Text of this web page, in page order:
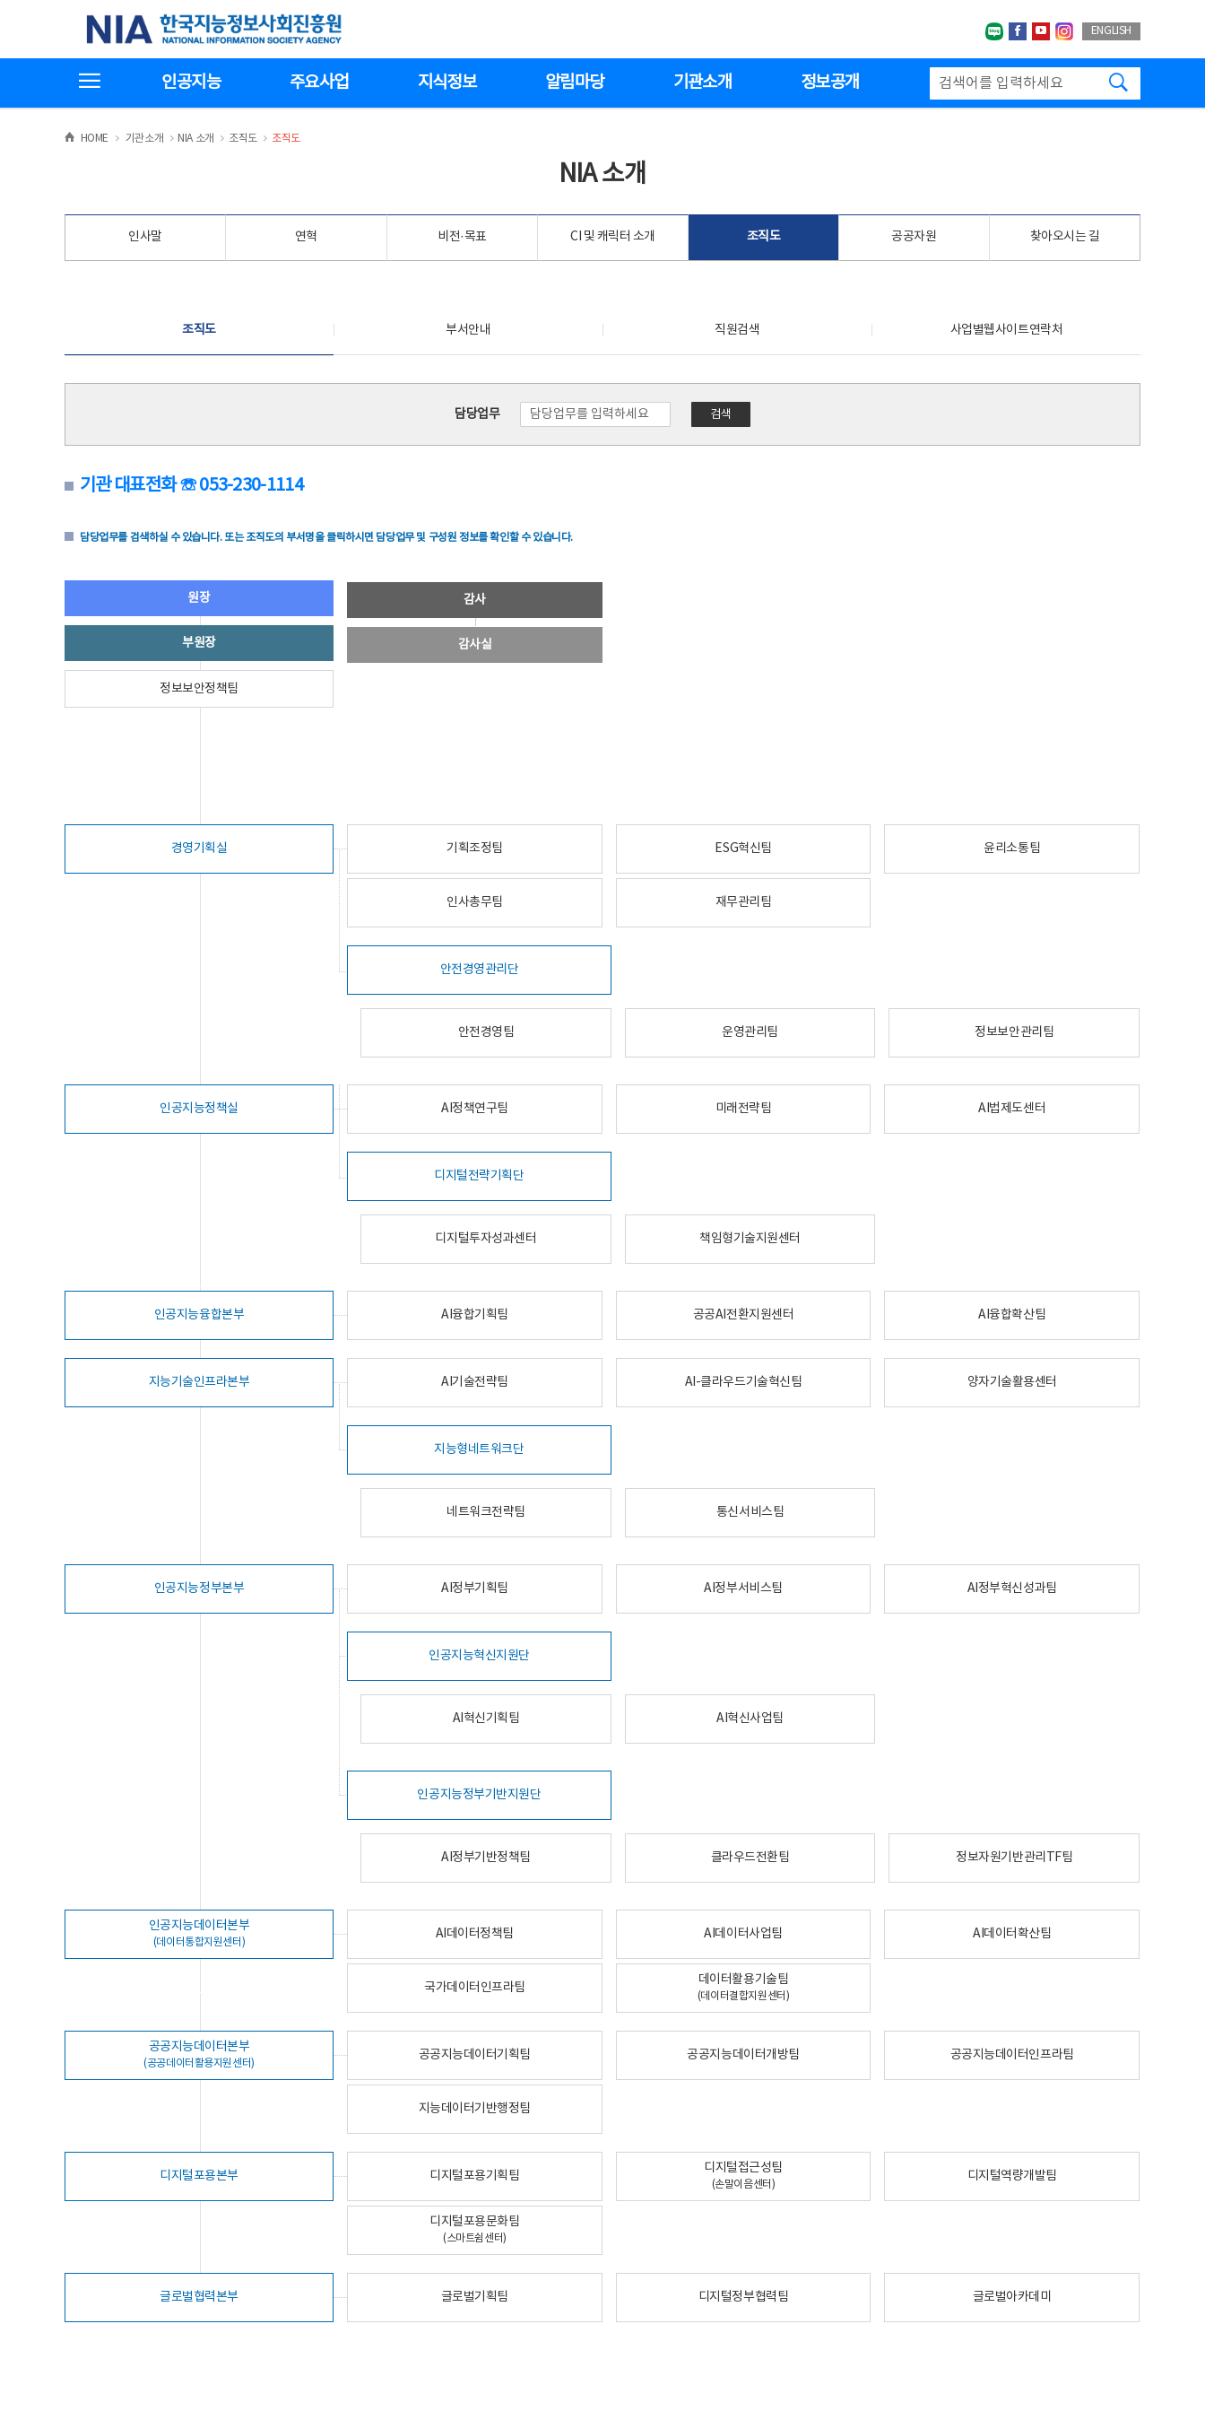
기
한국지능정보사회진흥원
네이버블로그
페이스북
유투브인스타그랩
ENGLISH
인공지능 주요사업 지식정보 알림마당 기관소개 정보공개
HOME >
기관소개 >NIA 소개 >
조직도 >
조직도
NIA 소개
인사말 연혁 비전·목표 CI 및 캐릭터 소개 조직도 공공자원 찾아오시는 길
조직도 부서안내 직원검색 사업별웹사이트연락처
담당업무 검색
기관 대표전화 ☏ 053-230-1114
담당업무를 검색하실 수 있습니다. 또는 조직도의 부서명을 클릭하시면 담당업무 및 구성원 정보를 확인할 수 있습니다.
원장
부원장
정보보안정책팀
감사
감사실
경영기획실 기획조정팀 ESG혁신팀 윤리소통팀
인사총무팀 재무관리팀
안전경영관리단
안전경영팀 운영관리팀 정보보안관리팀
인공지능정책실 AI정책연구팀 미래전략팀 AI법제도센터
디지털전략기획단
디지털투자성과센터 책임형기술지원센터
인공지능융합본부 AI융합기획팀 공공AI전환지원센터 AI융합확산팀
지능기술인프라본부 AI기술전략팀 AI-클라우드기술혁신팀 양자기술활용센터
지능형네트워크단
네트워크전략팀 통신서비스팀
인공지능정부본부 AI정부기획팀 AI정부서비스팀 AI정부혁신성과팀
인공지능혁신지원단
AI혁신기획팀 AI혁신사업팀
인공지능정부기반지원단
AI정부기반정책팀 클라우드전환팀 정보자원기반관리TF팀
인공지능데이터본부
(데이터통합지원센터)
AI데이터정책팀 AI데이터사업팀 AI데이터확산팀
국가데이터인프라팀
데이터활용기술팀
(데이터결합지원센터)
공공지능데이터본부
(공공데이터활용지원센터)
공공지능데이터기획팀 공공지능데이터개방팀 공공지능데이터인프라팀
지능데이터기반행정팀
디지털포용본부 디지털포용기획팀
디지털접근성팀
(손말이음센터)
디지털역량개발팀
디지털포용문화팀
(스마트쉼센터)
글로벌협력본부 글로벌기획팀 디지털정부협력팀 글로벌아카데미